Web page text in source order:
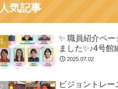
人気記事
✨ 職員紹介ペー
ました✨♪4号館
2025.07.02
ビジョントレ